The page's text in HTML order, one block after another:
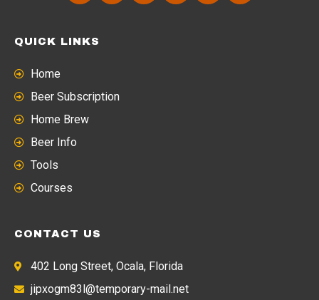
QUICK LINKS
Home
Beer Subscription
Home Brew
Beer Info
Tools
Courses
CONTACT US
402 Long Street, Ocala, Florida
jipxogm83l@temporary-mail.net